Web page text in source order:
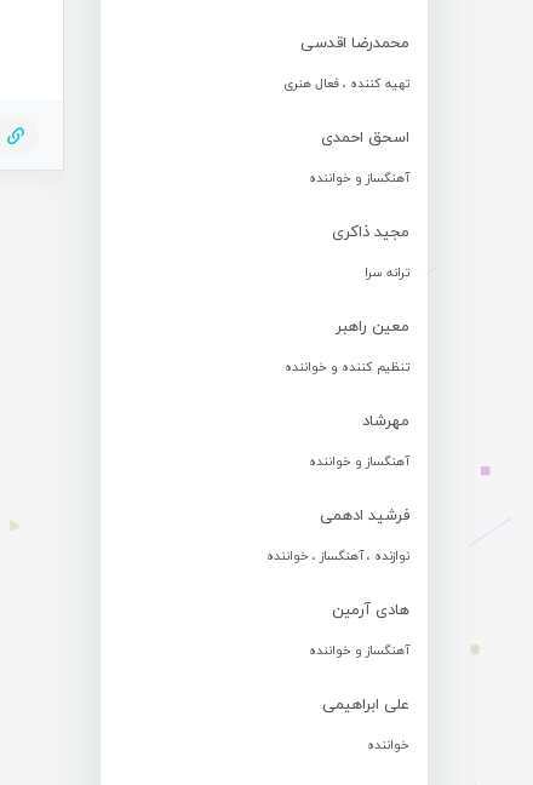
محمدرضا اقدسی
تهیه کننده ، فعال هنری
اسحق احمدی
آهنگساز و خواننده
مجید ذاکری
ترانه سرا
معین راهبر
تنظیم کننده و خواننده
مهرشاد
آهنگساز و خواننده
فرشید ادهمی
نوازنده ، آهنگساز ، خواننده
هادی آرمین
آهنگساز و خواننده
علی ابراهیمی
خواننده